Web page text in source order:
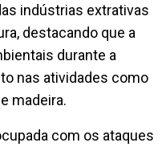
indústrias extrativas
destacando que a
durante a
nas atividades como
madeira.
com os ataques